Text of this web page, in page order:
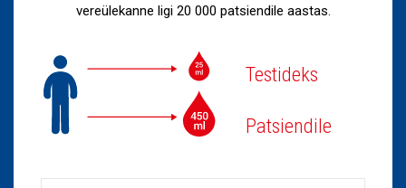
vereülekanne ligi 20 000 patsiendile aastas.
Testideks
Patsiendile